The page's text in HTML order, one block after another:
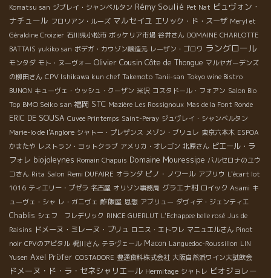
Komatsu san ジブレイ・シャンベルタン Rémy Soulié Pet Nat ビュヴォン・
ナチュール フロリアン・ルーズ マルセイユ エリック・ド・スーザ Meryl et
Géraldine Croizier 石川県小松市 ボッケリア市場 谷井さん DOMAINE CHARLOTTE
BATTAIS yukiko san ボデガ・カウゾン醸造元 レーザン・ゴロワ ラングロール
モンタダ モト・ヌーヴォー Olivier Cousin Côte de Thongue マルヤガーデンズ
の柳田さん CPV Ishikawa kun chef Takemoto Tanii-san Tokyo wine Bistro
BUNON キューヴェ・ウッシュ・クーザン 米沢 コスタドール・フォアン Salon Bio
Top BMO Seiko san 福岡 STC Mazière Les Rossignoux Mas de la Font Ronde
ERIC DE SOUSA Cuvee Printemps Saint-Peray ジュヴレイ・シャンベルタン
Marie-lo de l'Anglore シャトー・プレザンス メゾン・ブリュレ 東京六本木 ESPOA
かまたや レストラン・ヨットクラブ アメリカ・オレゴン 北原さん ピエール・ラ
フォレ biojoleynes Romain Chapuis Domaine Mouressipe バルセロナのユウ
コさん Rita Salon Remi DUFAIRE オランダ ピノ・ノワール アブリウ L'écart lot
1016 ティエリー・プゼラ 名古屋 オリゾン事務局 グラエナ村 ロイック Asami キ
ューヴェ・シャ レ・ガニヴェ 酢飯屋 思想 アブリュー ダヴィデ・ジェンティエ
Chablis シェフ フレデリック RINCE GUERLUT L'Echappee belle rosé Jus de
Raisins ドメーヌ・ミレーヌ・ブリュ ロニス・エトワレ マニュエルさん Pinot
noir CPVのアビタル 梶川さん テラヴェール Macon Languedoc-Roussillon LIN
Yusen Axel Prϋfer COSTADORE 豊通食料株式会社 大阪自然派ワイン大試飲会
ドメーヌ・ド・ラ・セネシャリエール Hermitage シャトレ ビオジョレー